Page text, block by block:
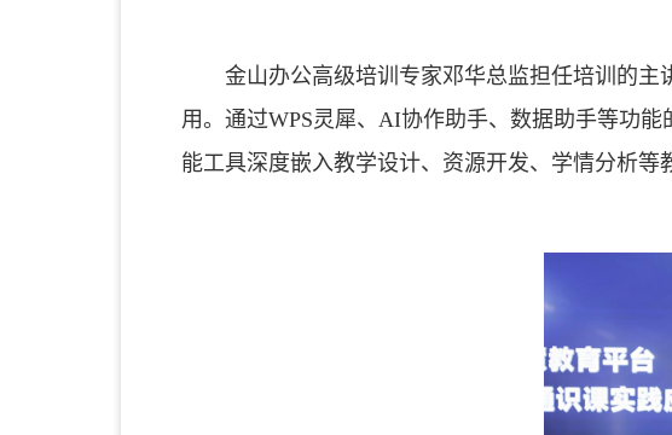
金山办公高级培训专家邓华总监担任培训的
用。通过WPS灵犀、AI协作助手、数据助手等功
能工具深度嵌入教学设计、资源开发、学情分析等